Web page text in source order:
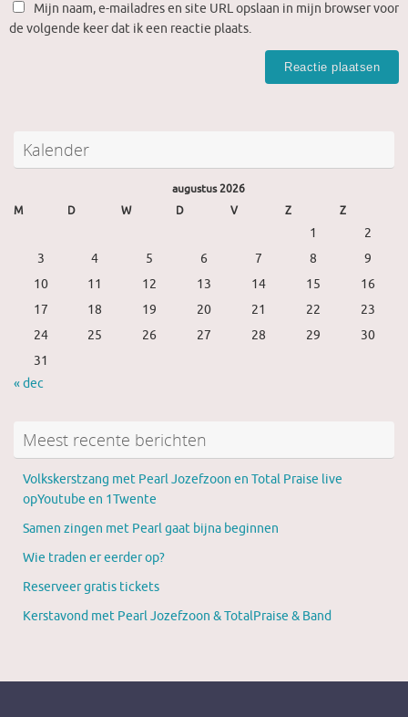
Mijn naam, e-mailadres en site URL opslaan in mijn browser voor
de volgende keer dat ik een reactie plaats.
Kalender
augustus 2026
M
D W D V Z Z
1
2
3
4 5 6 7 8
9
10
11 12 13 14 15
16
17
18 19 20 21 22
23
24
25 26 27 28 29
30
31
« dec
Meest recente berichten
Volkskerstzang met Pearl Jozefzoon en Total Praise live
opYoutube en 1Twente
Samen zingen met Pearl gaat bijna beginnen
Wie traden er eerder op?
Reserveer gratis tickets
Kerstavond met Pearl Jozefzoon & TotalPraise & Band